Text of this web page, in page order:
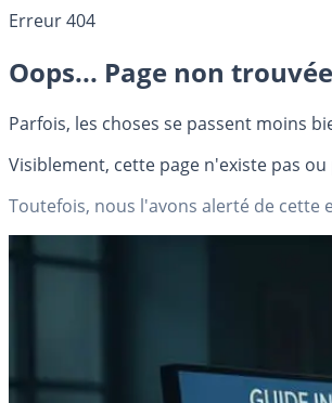
Erreur 404
Oops... Page non trouvée
Parfois, les choses se passent moins
Visiblement, cette page n'existe pas
Toutefois, nous l'avons alerté de cette